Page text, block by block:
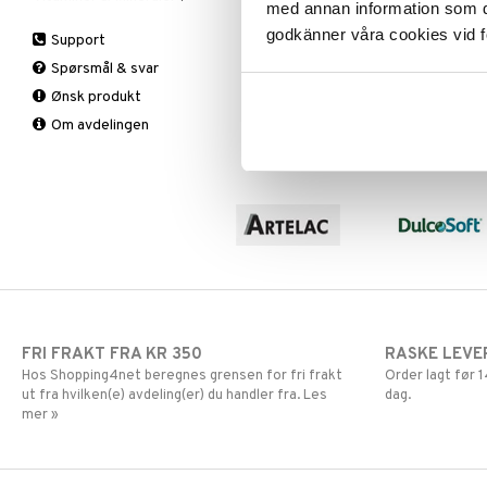
med annan information som
godkänner våra cookies vid
Knær
Legg
Nakke
Rygg
Smertestillende
Tabletter
B-Vitaminer
C-Vitamin
Jern
Kalsium
Support
Spørsmål & svar
Ønsk produkt
Om avdelingen
FRI FRAKT FRA KR 350
Hos Shopping4net beregnes grensen for fri frakt
ut fra hvilken(e) avdeling(er) du handler fra. Les
mer »
RASKE
Order lagt før
dag.